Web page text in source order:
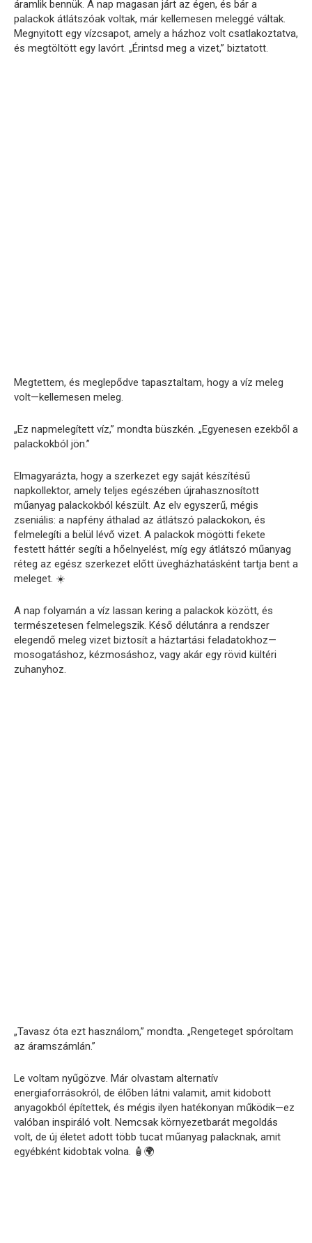
áramlik bennük. A nap magasan járt az égen, és bár a
palackok átlátszóak voltak, már kellemesen meleggé váltak.
Megnyitott egy vízcsapot, amely a házhoz volt csatlakoztatva,
és megtöltött egy lavórt. „Érintsd meg a vizet,” biztatott.
Megtettem, és meglepődve tapasztaltam, hogy a víz meleg
volt—kellemesen meleg.
„Ez napmelegített víz,” mondta büszkén. „Egyenesen ezekből a
palackokból jön.”
Elmagyarázta, hogy a szerkezet egy saját készítésű
napkollektor, amely teljes egészében újrahasznosított
műanyag palackokból készült. Az elv egyszerű, mégis
zseniális: a napfény áthalad az átlátszó palackokon, és
felmelegíti a belül lévő vizet. A palackok mögötti fekete
festett háttér segíti a hőelnyelést, míg egy átlátszó műanyag
réteg az egész szerkezet előtt üvegházhatásként tartja bent a
meleget. ☀️
A nap folyamán a víz lassan kering a palackok között, és
természetesen felmelegszik. Késő délutánra a rendszer
elegendő meleg vizet biztosít a háztartási feladatokhoz—
mosogatáshoz, kézmosáshoz, vagy akár egy rövid kültéri
zuhanyhoz.
„Tavasz óta ezt használom,” mondta. „Rengeteget spóroltam
az áramszámlán.”
Le voltam nyűgözve. Már olvastam alternatív
energiaforrásokról, de élőben látni valamit, amit kidobott
anyagokból építettek, és mégis ilyen hatékonyan működik—ez
valóban inspiráló volt. Nemcsak környezetbarát megoldás
volt, de új életet adott több tucat műanyag palacknak, amit
egyébként kidobtak volna. 🧴🌍